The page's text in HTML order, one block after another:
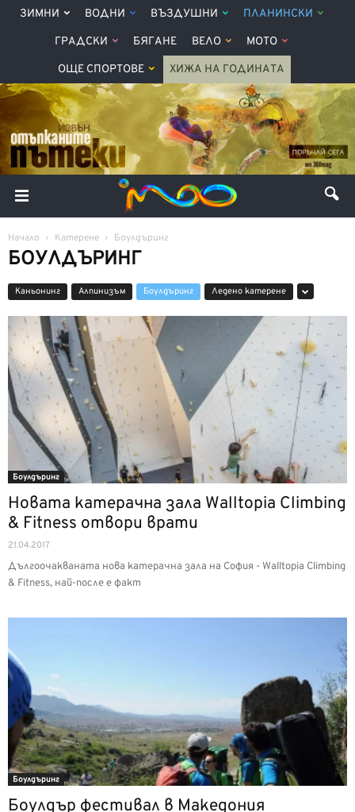
ЗИМНИ ВОДНИ ВЪЗДУШНИ ПЛАНИНСКИ
ГРАДСКИ БЯГАНЕ ВЕЛО МОТО
ОЩЕ СПОРТОВЕ ХИЖА НА ГОДИНАТА
Начало Катерене Боулдъринг
БОУЛДЪРИНГ
Kаньонинг Алпинизъм Боулдъринг Ледено катерене
Боулдъринг
Новата катерачна зала Walltopia Climbing
& Fitness отвори врати
21.04.2017
Дългоочакваната нова катерачна зала на София - Walltopia Climbing
& Fitness, най-после е факт
Боулдъринг
Боулдър фестивал в Македония